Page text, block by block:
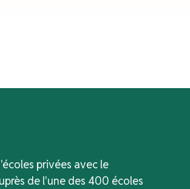
privées avec le
de l'une des 400 écoles